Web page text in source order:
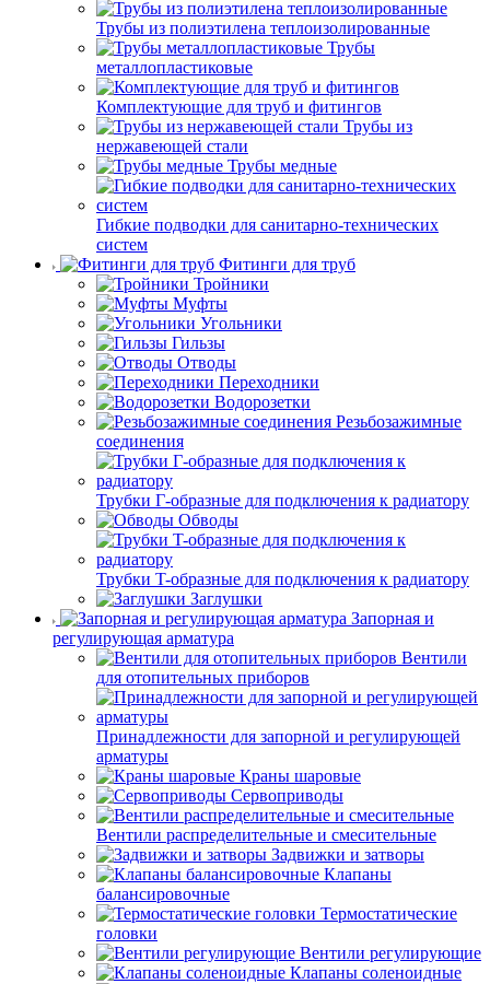
Трубы из полиэтилена теплоизолированные
Трубы
металлопластиковые
Комплектующие для труб и фитингов
Трубы из
нержавеющей стали
Трубы медные
Гибкие подводки для санитарно-технических
систем
Фитинги для труб
Тройники
Муфты
Угольники
Гильзы
Отводы
Переходники
Водорозетки
Резьбозажимные
соединения
Трубки Г-образные для подключения к радиатору
Обводы
Трубки T-образные для подключения к радиатору
Заглушки
Запорная и
регулирующая арматура
Вентили
для отопительных приборов
Принадлежности для запорной и регулирующей
арматуры
Краны шаровые
Сервоприводы
Вентили распределительные и смесительные
Задвижки и затворы
Клапаны
балансировочные
Термостатические
головки
Вентили регулирующие
Клапаны соленоидные